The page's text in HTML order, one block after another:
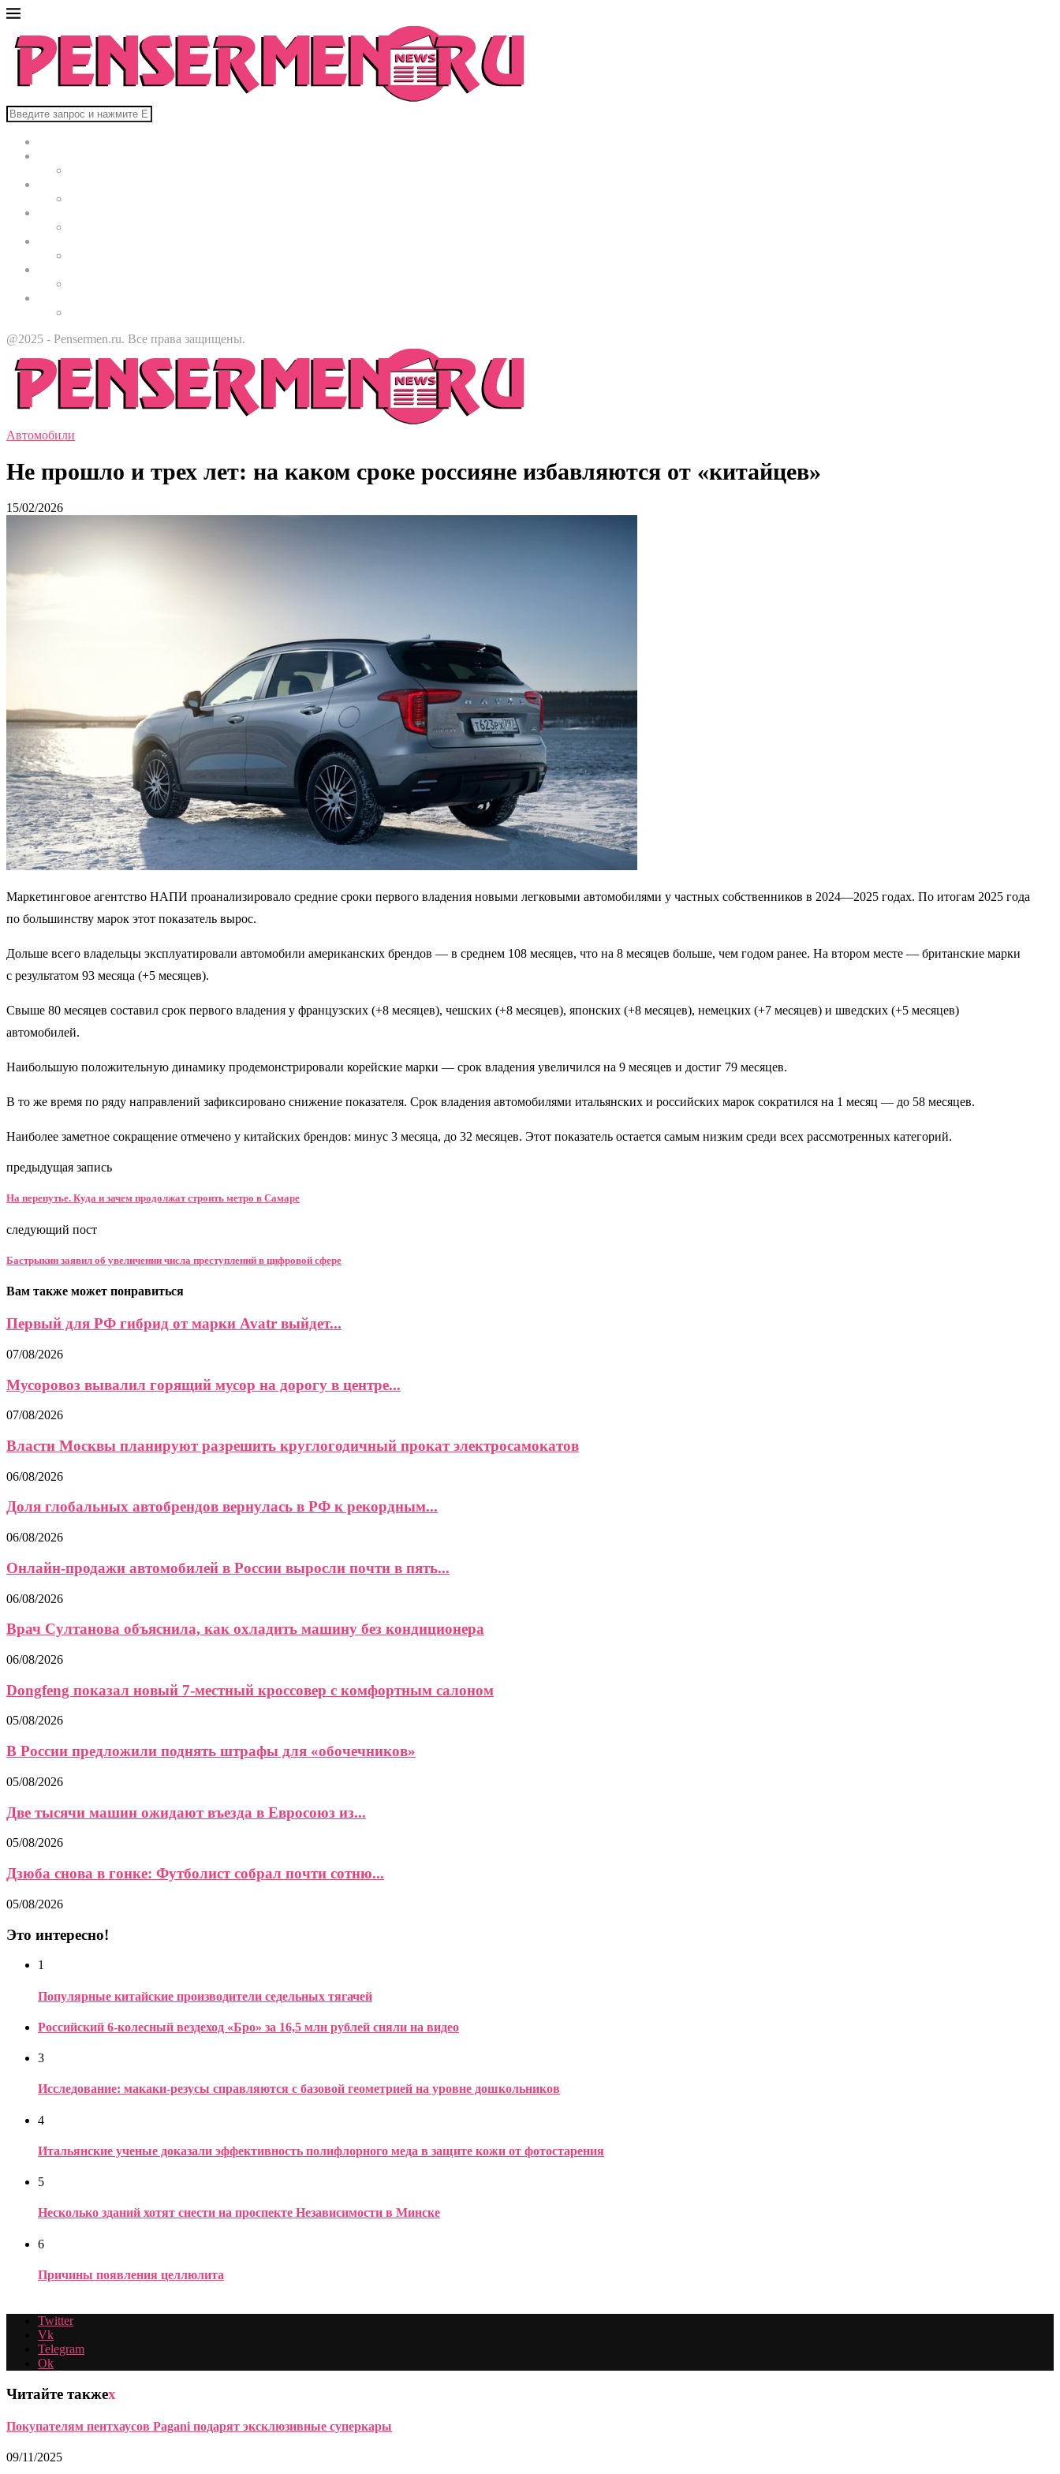
@2025 - Pensermen.ru. Все права защищены.
Автомобили
Не прошло и трех лет: на каком сроке россияне избавляются от «китайцев»
15/02/2026
Маркетинговое агентство НАПИ проанализировало средние сроки первого владения новыми легковыми автомобилями у частных собственников в 2024—2025 годах. По итогам 2025 года
по большинству марок этот показатель вырос.
Дольше всего владельцы эксплуатировали автомобили американских брендов — в среднем 108 месяцев, что на 8 месяцев больше, чем годом ранее. На втором месте — британские марки
с результатом 93 месяца (+5 месяцев).
Свыше 80 месяцев составил срок первого владения у французских (+8 месяцев), чешских (+8 месяцев), японских (+8 месяцев), немецких (+7 месяцев) и шведских (+5 месяцев)
автомобилей.
Наибольшую положительную динамику продемонстрировали корейские марки — срок владения увеличился на 9 месяцев и достиг 79 месяцев.
В то же время по ряду направлений зафиксировано снижение показателя. Срок владения автомобилями итальянских и российских марок сократился на 1 месяц — до 58 месяцев.
Наиболее заметное сокращение отмечено у китайских брендов: минус 3 месяца, до 32 месяцев. Этот показатель остается самым низким среди всех рассмотренных категорий.
предыдущая запись
На перепутье. Куда и зачем продолжат строить метро в Самаре
следующий пост
Бастрыкин заявил об увеличении числа преступлений в цифровой сфере
Вам также может понравиться
Первый для РФ гибрид от марки Avatr выйдет...
07/08/2026
Мусоровоз вывалил горящий мусор на дорогу в центре...
07/08/2026
Власти Москвы планируют разрешить круглогодичный прокат электросамокатов
06/08/2026
Доля глобальных автобрендов вернулась в РФ к рекордным...
06/08/2026
Онлайн-продажи автомобилей в России выросли почти в пять...
06/08/2026
Врач Султанова объяснила, как охладить машину без кондиционера
06/08/2026
Dongfeng показал новый 7-местный кроссовер с комфортным салоном
05/08/2026
В России предложили поднять штрафы для «обочечников»
05/08/2026
Две тысячи машин ожидают въезда в Евросоюз из...
05/08/2026
Дзюба снова в гонке: Футболист собрал почти сотню...
05/08/2026
Это интересно!
1
Популярные китайские производители седельных тягачей
Российский 6-колесный вездеход «Бро» за 16,5 млн рублей сняли на видео
3
Исследование: макаки-резусы справляются с базовой геометрией на уровне дошкольников
4
Итальянские ученые доказали эффективность полифлорного меда в защите кожи от фотостарения
5
Несколько зданий хотят снести на проспекте Независимости в Минске
6
Причины появления целлюлита
Twitter
Vk
Telegram
Ok
Читайте такжеx
Покупателям пентхаусов Pagani подарят эксклюзивные суперкары
09/11/2025